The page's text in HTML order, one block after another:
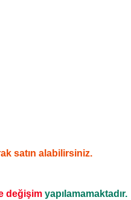
satın alabilirsiniz.
değişim yapılamamaktadır.